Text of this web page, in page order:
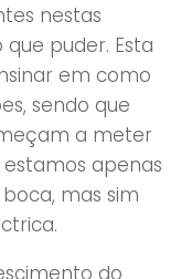
nestas
puder. Esta
em como
sendo que
a meter
apenas
mas sim
do